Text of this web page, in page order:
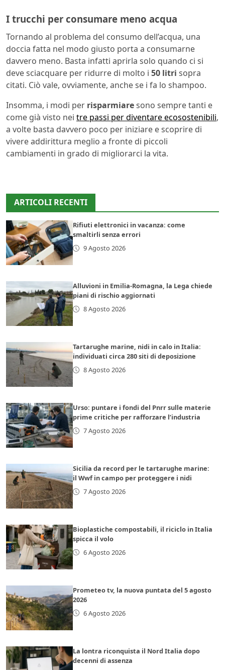
I trucchi per consumare meno acqua
Tornando al problema del consumo dell’acqua, una
doccia fatta nel modo giusto porta a consumarne
davvero meno. Basta infatti aprirla solo quando ci si
deve sciacquare per ridurre di molto i 50 litri sopra
citati. Ciò vale, ovviamente, anche se i fa lo shampoo.
Insomma, i modi per risparmiaresono sempre tanti e
come già visto nei tre passi per diventare ecosostenibili,
a volte basta davvero poco per iniziare e scoprire di
vivere addirittura meglio a fronte di piccoli
cambiamenti in grado di migliorarci la vita.
ARTICOLI RECENTI
Rifiuti elettronici in vacanza: come
smaltirli senza errori
9 Agosto 2026
Alluvioni in Emilia-Romagna, la Lega chiede
piani di rischio aggiornati
8 Agosto 2026
Tartarughe marine, nidi in calo in Italia:
individuati circa 280 siti di deposizione
8 Agosto 2026
Urso: puntare i fondi del Pnrr sulle materie
prime critiche per rafforzare l’industria
7 Agosto 2026
Sicilia da record per le tartarughe marine:
il Wwf in campo per proteggere i nidi
7 Agosto 2026
Bioplastiche compostabili, il riciclo in Italia
spicca il volo
6 Agosto 2026
Prometeo tv, la nuova puntata del 5 agosto
2026
6 Agosto 2026
La lontra riconquista il Nord Italia dopo
decenni di assenza